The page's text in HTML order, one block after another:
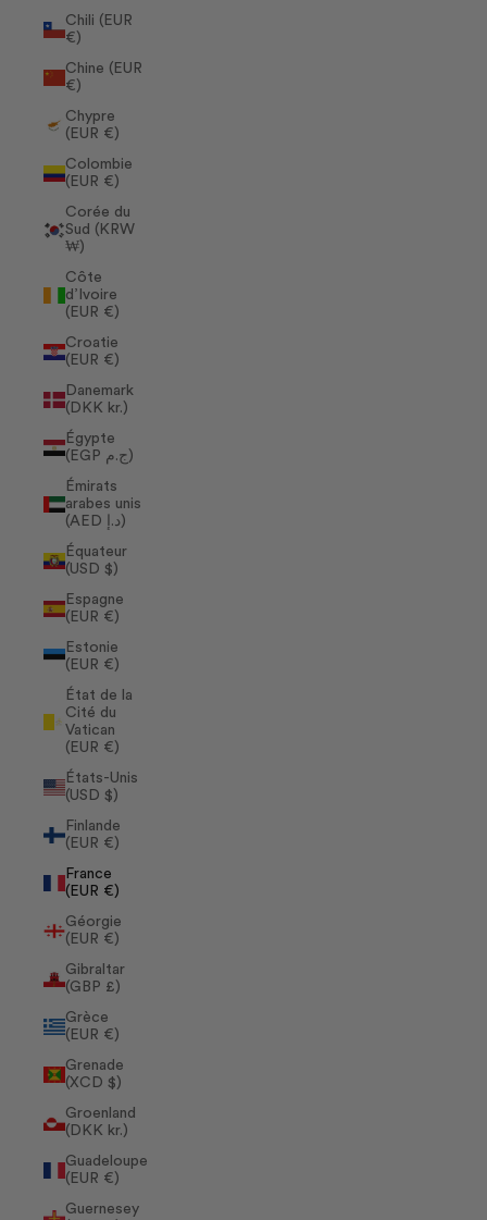
Chili (EUR
€)
Chine (EUR
€)
Chypre
(EUR €)
Colombie
(EUR €)
Corée du
Sud (KRW
₩)
Côte
d’Ivoire
(EUR €)
Croatie
(EUR €)
Danemark
(DKK kr.)
Égypte
(EGP ج.م)
Émirats
arabes unis
(AED د.إ)
Équateur
(USD $)
Espagne
(EUR €)
Estonie
(EUR €)
État de la
Cité du
Vatican
(EUR €)
États-Unis
(USD $)
Finlande
(EUR €)
France
(EUR €)
Géorgie
(EUR €)
Gibraltar
(GBP £)
Grèce
(EUR €)
Grenade
(XCD $)
Groenland
(DKK kr.)
Guadeloupe
(EUR €)
Guernesey